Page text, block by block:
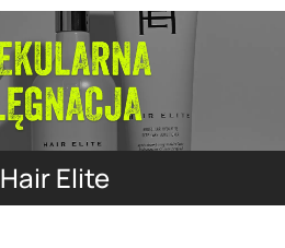
Hair Elite